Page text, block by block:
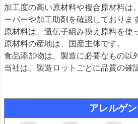
加工度の高い原材料や複合原材料は
ーバーや加工助剤を確認しておりま
原材料は、遺伝子組み換え原料を使
原材料の産地は、国産主体です。
食品添加物は、製造に必要なもの以
当社は、製造ロットごとに品質の確
アレルゲン